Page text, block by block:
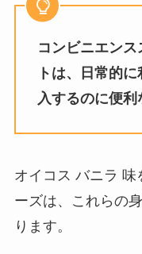
コンビニエン
トは、日常的
入するのに便利
オイコス バニラ 味
ーズは、これらの
ります。